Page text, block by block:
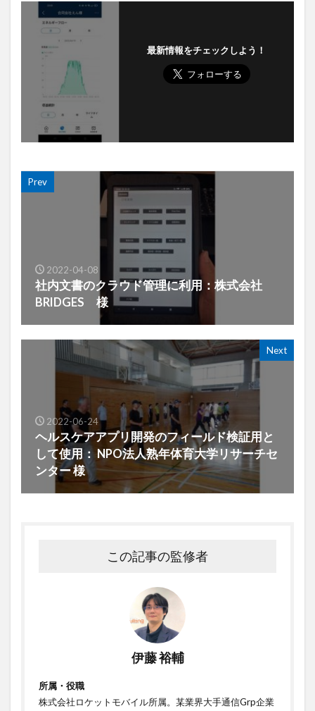
最新情報をチェックしよう！
Prev
2022-04-08
社内文書のクラウド管理に利用：株式会社
BRIDGES 様
Next
2022-06-24
ヘルスケアアプリ開発のフィールド検証用と
して使用： NPO法人熟年体育大学リサーチセ
ンター 様
この記事の監修者
伊藤 裕輔
所属・役職
株式会社ロケットモバイル所属。某業界大手通信Grp企業